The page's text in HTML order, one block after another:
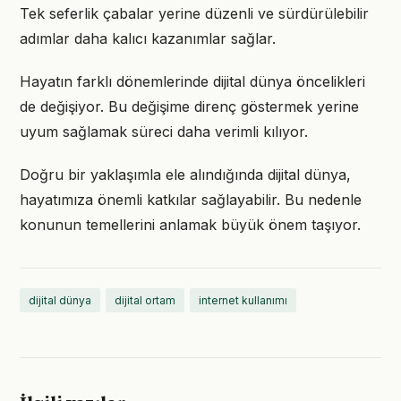
Tek seferlik çabalar yerine düzenli ve sürdürülebilir
adımlar daha kalıcı kazanımlar sağlar.
Hayatın farklı dönemlerinde dijital dünya öncelikleri
de değişiyor. Bu değişime direnç göstermek yerine
uyum sağlamak süreci daha verimli kılıyor.
Doğru bir yaklaşımla ele alındığında dijital dünya,
hayatımıza önemli katkılar sağlayabilir. Bu nedenle
konunun temellerini anlamak büyük önem taşıyor.
dijital dünya dijital ortam internet kullanımı